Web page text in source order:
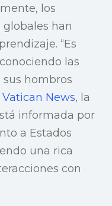
los
han
“Es
las
hombros
Vatican News, la
informada por
a Estados
una rica
con